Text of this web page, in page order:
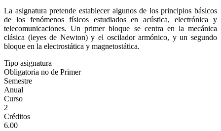
La asignatura pretende establecer algunos de los principios básicos
de los fenómenos físicos estudiados en acústica, electrónica y
telecomunicaciones. Un primer bloque se centra en la mecánica
clásica (leyes de Newton) y el oscilador armónico, y un segundo
bloque en la electrostática y magnetostática.
Tipo asignatura
Obligatoria no de Primer
Semestre
Anual
Curso
2
Créditos
6.00